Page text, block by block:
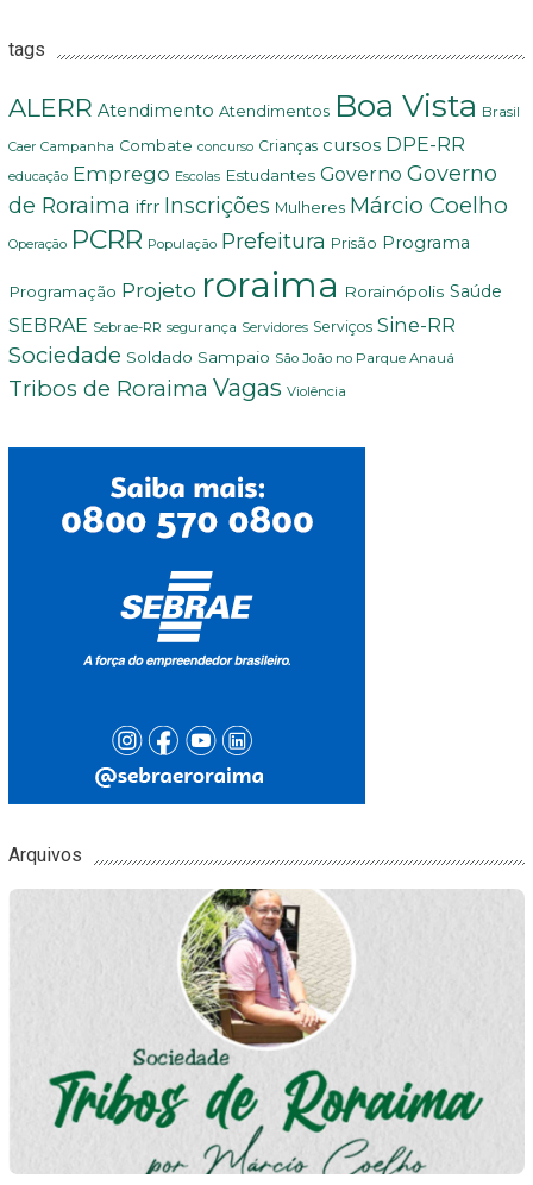
tags
ALERR Atendimento Atendimentos Boa Vista Brasil
Caer Campanha Combate concurso Crianças cursos DPE-RR
educação Emprego Escolas Estudantes Governo Governo
de Roraima ifrr Inscrições Mulheres Márcio Coelho
Operação PCRR População Prefeitura Prisão Programa
Programação Projeto roraima Rorainópolis Saúde
SEBRAE Sebrae-RR segurança Servidores Serviços Sine-RR
Sociedade Soldado Sampaio São João no Parque Anauá
Tribos de Roraima Vagas Violência
Arquivos